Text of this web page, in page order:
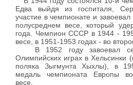
Едва выйдя из госпиталя,
участие в чемпионате и
полусреднем весе, который
года. Чемпион СССР в 1944 -
весе, в 1951-1953 годах - во
В 1952 году завоевал
Олимпийских играх в Хельсинки
поляка Зыгмунта Хыхлы), в
медаль чемпионата Европы
весе.